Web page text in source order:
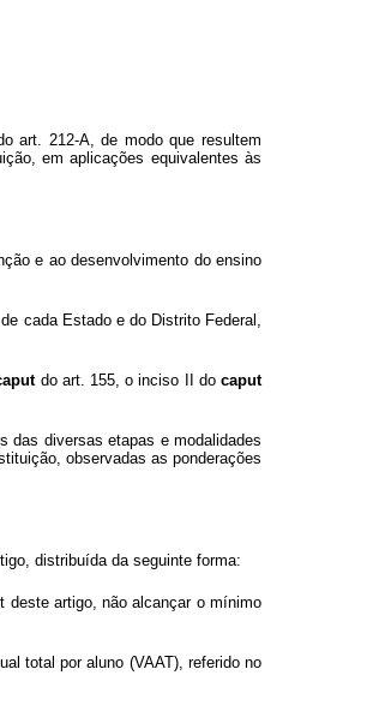
art. 212-A, de modo que resultem
em aplicações equivalentes às
e ao desenvolvimento do ensino
cada Estado e do Distrito Federal,
do art. 155, o inciso II docaput
das diversas etapas e modalidades
observadas as ponderações
distribuída da seguinte forma:
deste artigo, não alcançar o mínimo
total por aluno (VAAT), referido no